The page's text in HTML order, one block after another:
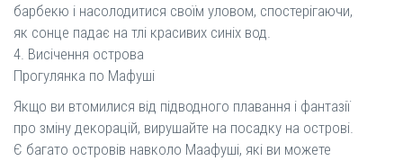
барбекю і насолодитися своїм уловом, спостерігаючи,
як сонце падає на тлі красивих синіх вод.
4. Висічення острова
Прогулянка по Мафуші
Якщо ви втомилися від підводного плавання і фантазії
про зміну декорацій, вирушайте на посадку на острові.
Є багато островів навколо Маафуші, які ви можете